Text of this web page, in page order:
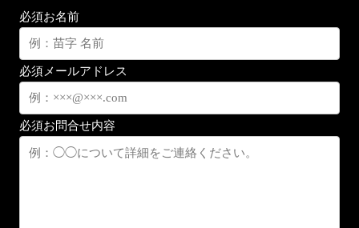
必須お名前
必須 メールアドレス
必須お問合せ内容